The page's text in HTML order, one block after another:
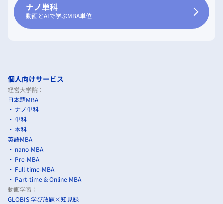
ナノ単科
動画とAIで学ぶMBA単位
個人向けサービス
経営大学院：
日本語MBA
ナノ単科
単科
本科
英語MBA
nano-MBA
Pre-MBA
Full-time-MBA
Part-time & Online MBA
動画学習：
GLOBIS 学び放題×知見録